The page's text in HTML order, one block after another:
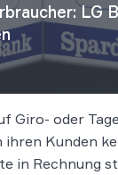
LG
Giro- oder
Kunden
in Rechnung